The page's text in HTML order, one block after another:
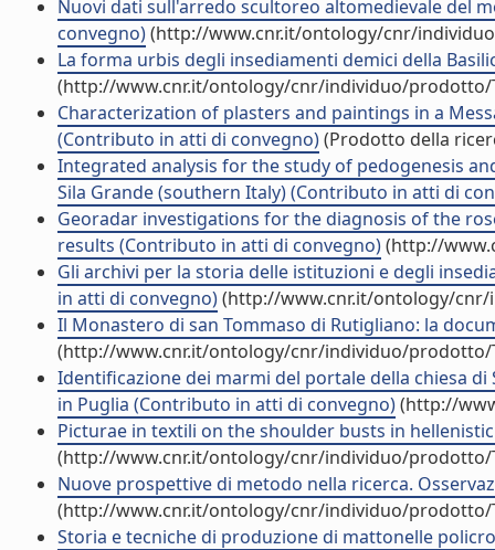
Nuovi dati sull'arredo scultoreo altomedievale del
convegno)(http://www.cnr.it/ontology/cnr/
La forma urbis degli insediamenti demici della
(http://www.cnr.it/ontology/cnr/individuo/prodotto/
Characterization of plasters and paintings in a
(Contributo in atti di convegno)(Prodotto della
Integrated analysis for the study of pedogenesis
Sila Grande (southern Italy) (Contributo in atti di
Georadar investigations for the diagnosis of the
results (Contributo in atti di convegno)(http://
Gli archivi per la storia delle istituzioni e degli
in atti di convegno)(http://www.cnr.it/ontology/
Il Monastero di san Tommaso di Rutigliano: la
(http://www.cnr.it/ontology/cnr/individuo/prodotto/
Identificazione dei marmi del portale della chiesa
in Puglia (Contributo in atti di convegno)(http://
Picturae in textili on the shoulder busts in
(http://www.cnr.it/ontology/cnr/individuo/prodotto/
Nuove prospettive di metodo nella ricerca.
(http://www.cnr.it/ontology/cnr/individuo/prodotto/
Storia e tecniche di produzione di mattonelle